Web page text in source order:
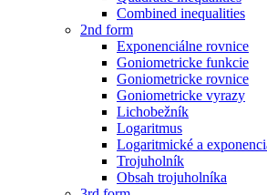
Combined inequalities
2nd form
Exponenciálne rovnice
Goniometricke funkcie
Goniometricke rovnice
Goniometricke vyrazy
Lichobežník
Logaritmus
Logaritmické a
Trojuholník
Obsah trojuholníka